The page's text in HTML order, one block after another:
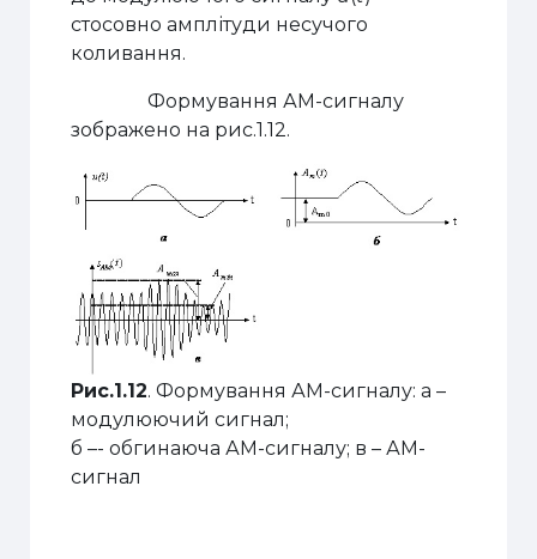
стосовно амплітуди несучого
коливання.
Формування АМ-сигналу
зображено на рис.1.12.
Рис.1.12. Формування АМ-сигналу: а –
модулюючий сигнал;
б –- обгинаюча АМ-сигналу; в – АМ-
сигнал